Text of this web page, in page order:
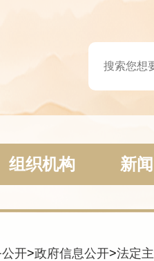
组织机构 新
开>政府信息公开>法定